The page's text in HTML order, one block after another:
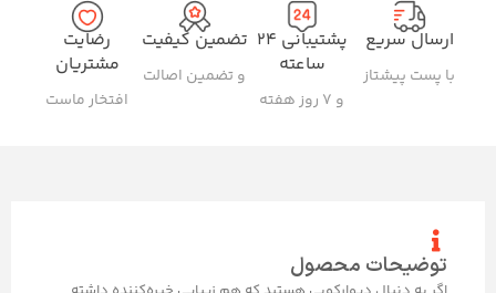
ارسال سریع
با پست پیشتاز
پشتیبانی ۲۴
ساعته
و ۷ روز هفته
تضمین کیفیت
و تضمین اصالت
رضایت
مشتریان
افتخار ماست
توضیحات محصول